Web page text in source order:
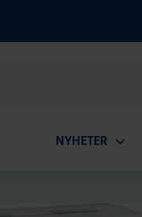
NYHETER